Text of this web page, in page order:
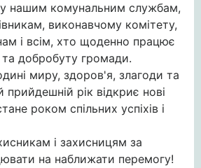
нашим комунальним службам,
виконавчому комітету,
і всім, хто щоденно працює
добробуту громади.
миру, здоров'я, злагоди та
рік відкриє нові
роком спільних успіхів і
і захисницям за
на наближати перемогу!